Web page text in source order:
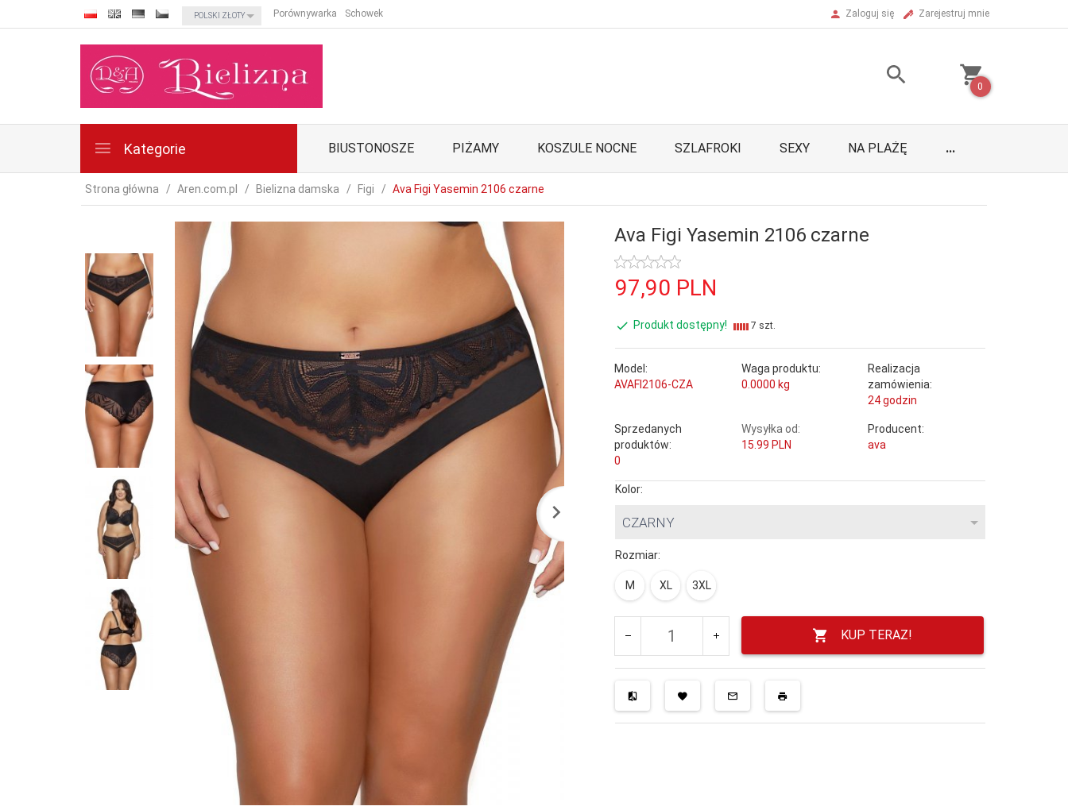
currency_h
POLSKI ZŁOTY Porównywarka Schowek Zaloguj się Zarejestruj mnie
0
Kategorie BIUSTONOSZE PIŻAMY KOSZULE NOCNE SZLAFROKI SEXY NA PLAŻĘ ...
Strona główna Aren.com.pl Bielizna damska Figi Ava Figi Yasemin 2106 czarne
Ava Figi Yasemin 2106 czarne
97,90 PLN
Produkt dostępny! 7 szt.
Model:
AVAFI2106-CZA
Waga produktu:
0.0000 kg
Realizacja
zamówienia:
24 godzin
Sprzedanych
produktów:
0
Wysyłka od:
15.99 PLN
Producent:
ava
Kolor:
CZARNY
Rozmiar:
M XL 3XL
KUP TERAZ!